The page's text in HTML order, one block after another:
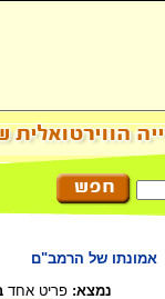
אמונתו של הרמב"ם
נמצא: פריט אחד